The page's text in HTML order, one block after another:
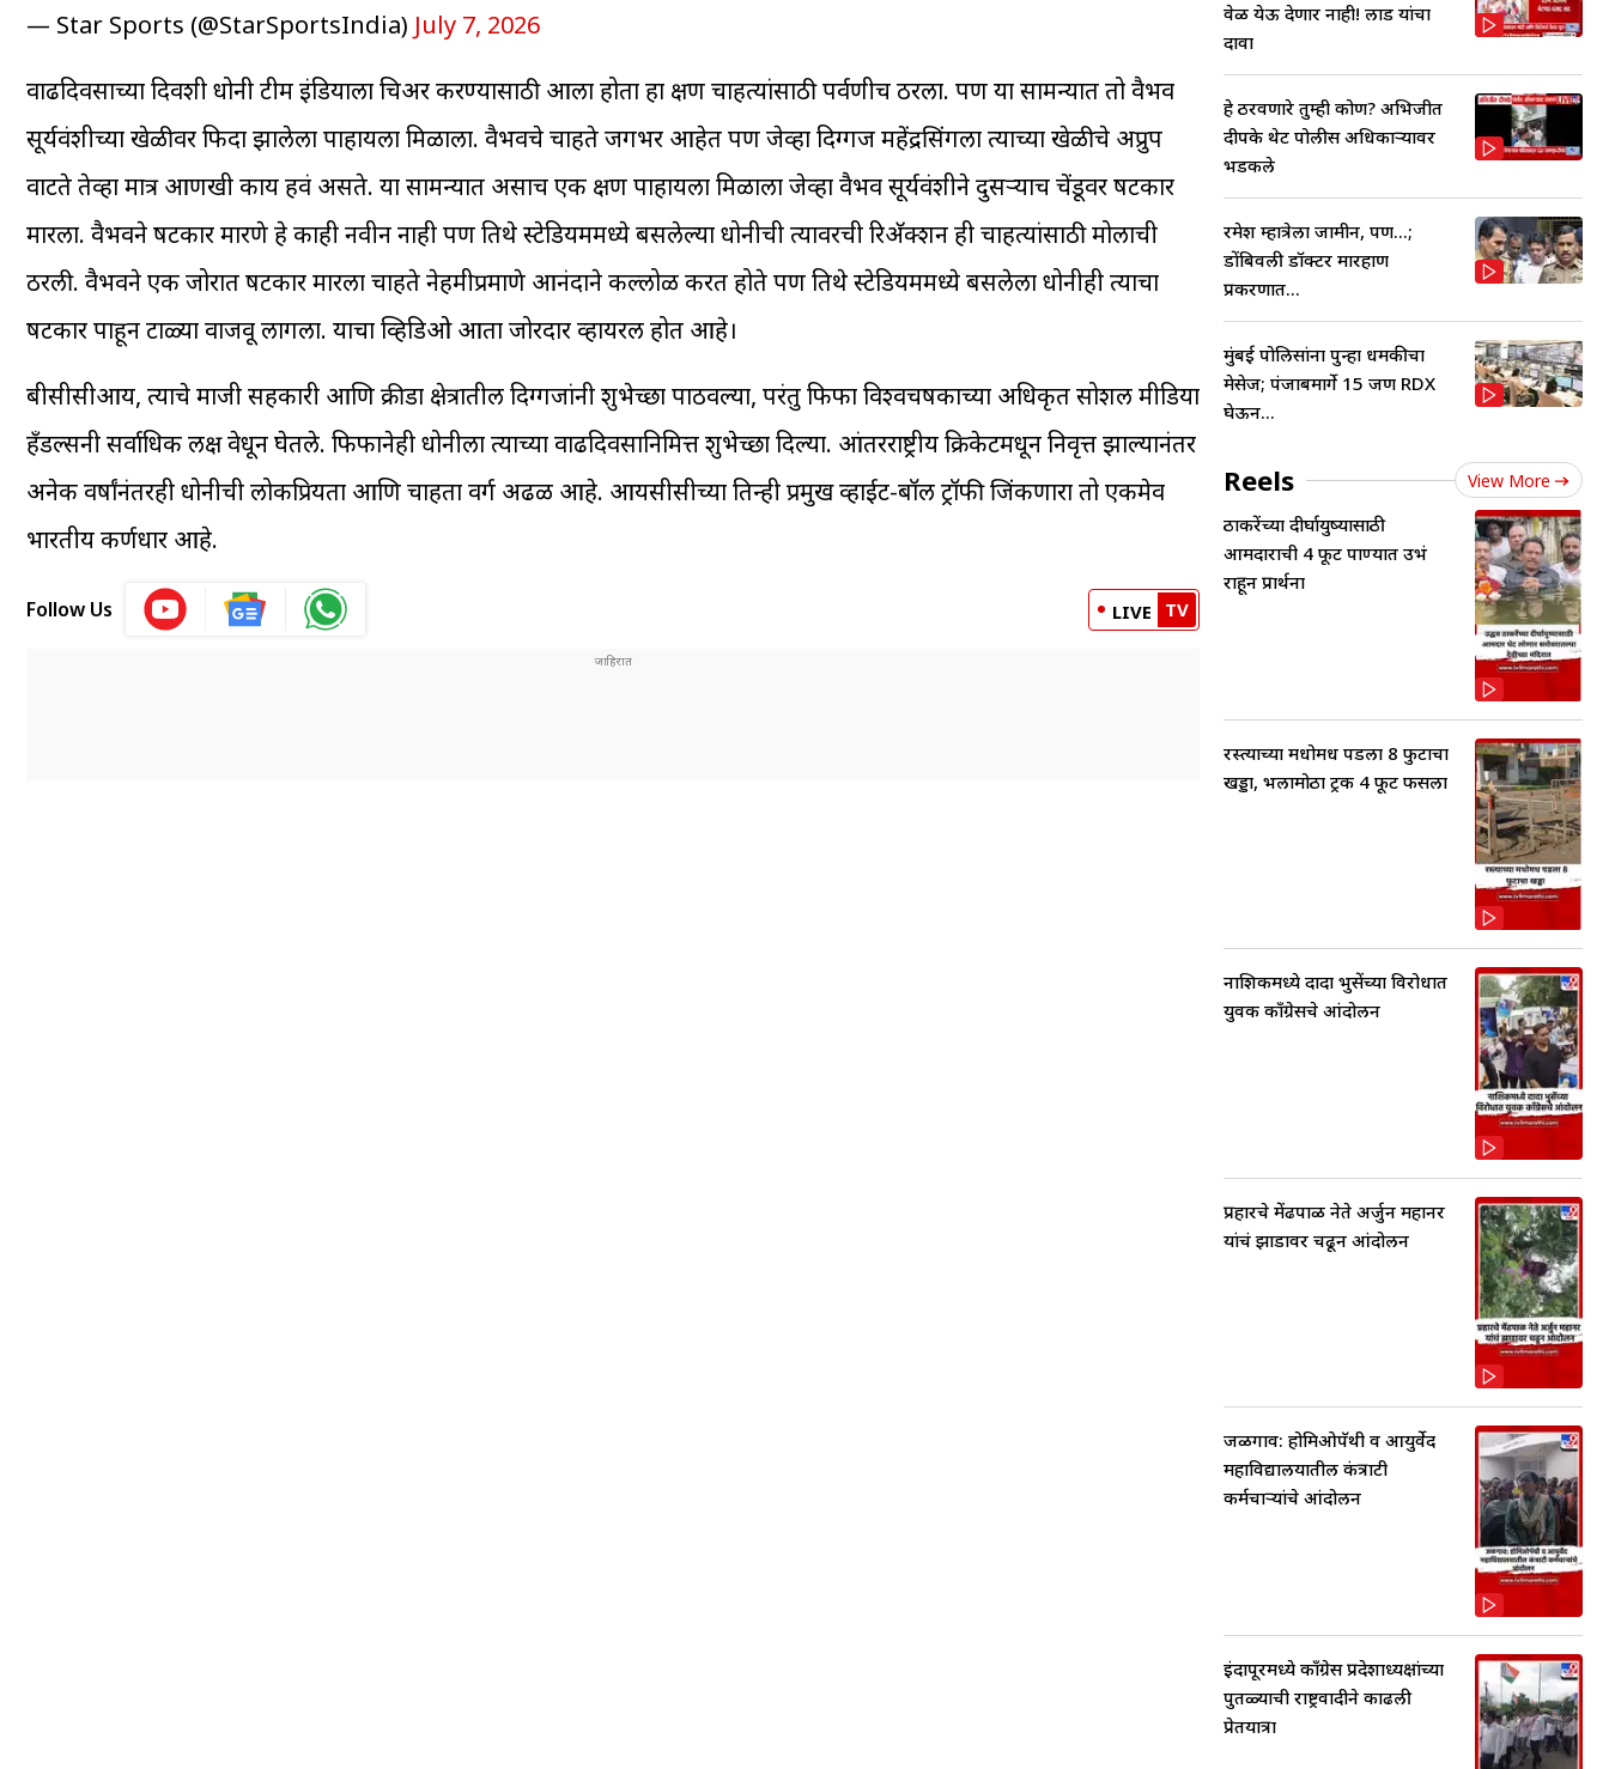
— Star Sports (@StarSportsIndia) July 7, 2026
वाढदिवसाच्या दिवशी धोनी टीम इंडियाला चिअर करण्यासाठी आला होता हा क्षण चाहत्यांसाठी पर्वणीच ठरला. पण या सामन्यात तो वैभव
सूर्यवंशीच्या खेळीवर फिदा झालेला पाहायला मिळाला. वैभवचे चाहते जगभर आहेत पण जेव्हा दिग्गज महेंद्रसिंगला त्याच्या खेळीचे अप्रुप
वाटते तेव्हा मात्र आणखी काय हवं असते. या सामन्यात असाच एक क्षण पाहायला मिळाला जेव्हा वैभव सूर्यवंशीने दुसऱ्याच चेंडूवर षटकार
मारला. वैभवने षटकार मारणे हे काही नवीन नाही पण तिथे स्टेडियममध्ये बसलेल्या धोनीची त्यावरची रिअ‍ॅक्शन ही चाहत्यांसाठी मोलाची
ठरली. वैभवने एक जोरात षटकार मारला चाहते नेहमीप्रमाणे आनंदाने कल्लोळ करत होते पण तिथे स्टेडियममध्ये बसलेला धोनीही त्याचा
षटकार पाहून टाळ्या वाजवू लागला. याचा व्हिडिओ आता जोरदार व्हायरल होत आहे।
बीसीसीआय, त्याचे माजी सहकारी आणि क्रीडा क्षेत्रातील दिग्गजांनी शुभेच्छा पाठवल्या, परंतु फिफा विश्वचषकाच्या अधिकृत सोशल मीडिया
हँडल्सनी सर्वाधिक लक्ष वेधून घेतले. फिफानेही धोनीला त्याच्या वाढदिवसानिमित्त शुभेच्छा दिल्या. आंतरराष्ट्रीय क्रिकेटमधून निवृत्त झाल्यानंतर
अनेक वर्षांनंतरही धोनीची लोकप्रियता आणि चाहता वर्ग अढळ आहे. आयसीसीच्या तिन्ही प्रमुख व्हाईट-बॉल ट्रॉफी जिंकणारा तो एकमेव
भारतीय कर्णधार आहे.
Follow Us LIVE TV
वेळ येऊ देणार नाही! लाड यांचा
दावा
हे ठरवणारे तुम्ही कोण? अभिजीत
दीपके थेट पोलीस अधिकाऱ्यावर
भडकले
रमेश म्हात्रेला जामीन, पण...;
डोंबिवली डॉक्टर मारहाण
प्रकरणात...
मुंबई पोलिसांना पुन्हा धमकीचा
मेसेज; पंजाबमार्गे 15 जण RDX
घेऊन...
Reels View More
ठाकरेंच्या दीर्घायुष्यासाठी
आमदाराची 4 फूट पाण्यात उभं
राहून प्रार्थना
रस्त्याच्या मधोमध पडला 8 फुटाचा
खड्डा, भलामोठा ट्रक 4 फूट फसला
नाशिकमध्ये दादा भुसेंच्या विरोधात
युवक काँग्रेसचे आंदोलन
प्रहारचे मेंढपाळ नेते अर्जुन महानर
यांचं झाडावर चढून आंदोलन
जळगाव: होमिओपॅथी व आयुर्वेद
महाविद्यालयातील कंत्राटी
कर्मचाऱ्यांचे आंदोलन
इंदापूरमध्ये काँग्रेस प्रदेशाध्यक्षांच्या
पुतळ्याची राष्ट्रवादीने काढली
प्रेतयात्रा